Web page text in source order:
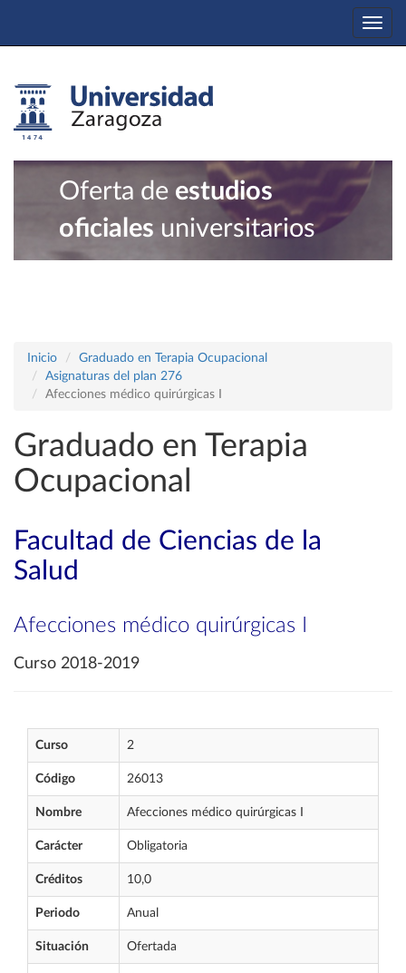
Oferta de estudios
oficiales universitarios
Inicio
Graduado en Terapia Ocupacional
Asignaturas del plan 276
Afecciones médico quirúrgicas I
Graduado en Terapia
Ocupacional
Facultad de Ciencias de la
Salud
Afecciones médico quirúrgicas I
Curso 2018-2019
Curso 2
Código 26013
Nombre Afecciones médico quirúrgicas I
Carácter Obligatoria
Créditos 10,0
Periodo Anual
Situación Ofertada